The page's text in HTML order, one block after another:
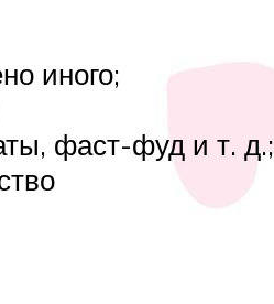
иного;
фаст-фуд и т. д.;